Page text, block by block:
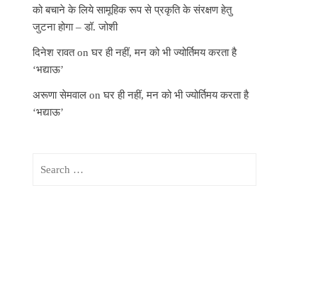
को बचाने के लिये सामूहिक रूप से प्रकृति के संरक्षण हेतु
जुटना होगा – डॉ. जोशी
दिनेश रावतonघर ही नहीं, मन को भी ज्योर्तिमय करता है
‘भद्याऊ’
अरूणा सेमवाल onघर ही नहीं, मन को भी ज्योर्तिमय करता है
‘भद्याऊ’